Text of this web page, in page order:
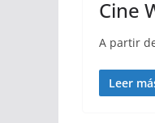
Cine
A partir
Leer